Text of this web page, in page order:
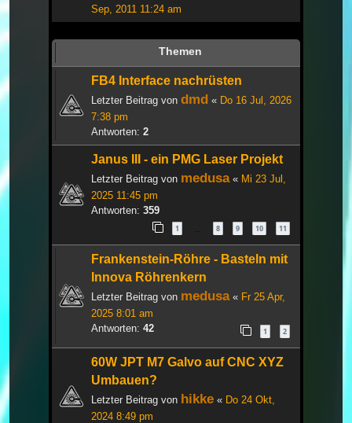
Sep, 2011 11:24 am
Themen
FB4 Interface nachrüsten
Letzter Beitrag von dmd « Do 16 Jul, 2026
7:38 pm
Antworten: 2
Janus III - ein PMG Laser Projekt
Letzter Beitrag von medusa« Mi 23 Jul,
2025 11:45 pm
Antworten: 359
1 8 9 10 11
Frankenstein-Röhre - Basteln mit
Innova Röhrenkern
Letzter Beitrag von medusa« Fr 25 Apr,
2025 8:01 am
Antworten: 42 1 2
60W JPT M7 Galvo auf CNC XYZ
Umbauen?
Letzter Beitrag von hikke « Do 24 Okt,
2024 8:49 pm